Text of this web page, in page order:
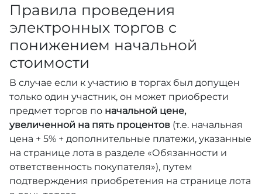
Правила проведения
электронных торгов с
понижением начальной
стоимости
В случае если к участию в торгах был допущен
только один участник, он может приобрести
предмет торгов по начальной цене,
увеличенной на пять процентов (т.е. начальная
цена + 5% + дополнительные платежи, указанные
на странице лота в разделе «Обязанности и
ответственность покупателя»), путем
подтверждения приобретения на странице лота